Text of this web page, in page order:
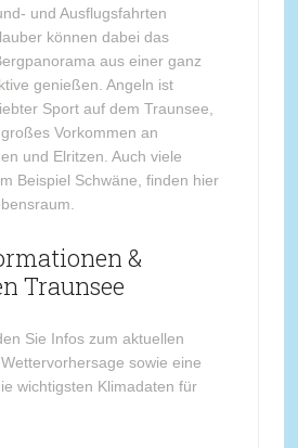
und Ausflugsfahrten
können dabei das
aus einer ganz
genießen. Angeln ist
Sport auf dem Traunsee,
Vorkommen an
und Elritzen. Auch viele
Beispiel Schwäne, finden hier
&
Traunsee
Sie Infos zum aktuellen
sowie eine
wichtigsten Klimadaten für